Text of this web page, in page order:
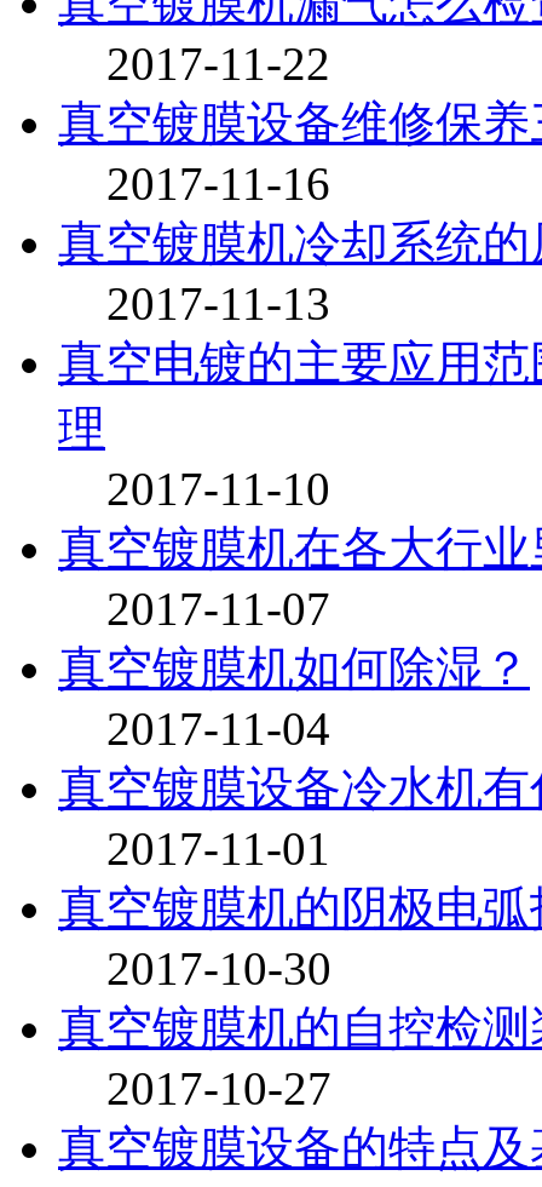
2017-11-22
真空镀膜设备维修保
2017-11-16
真空镀膜机冷却系统
2017-11-13
真空电镀的主要应用
理
2017-11-10
真空镀膜机在各大行
2017-11-07
真空镀膜机如何除湿？
2017-11-04
真空镀膜设备冷水机
2017-11-01
真空镀膜机的阴极电弧
2017-10-30
真空镀膜机的自控检测
2017-10-27
真空镀膜设备的特点